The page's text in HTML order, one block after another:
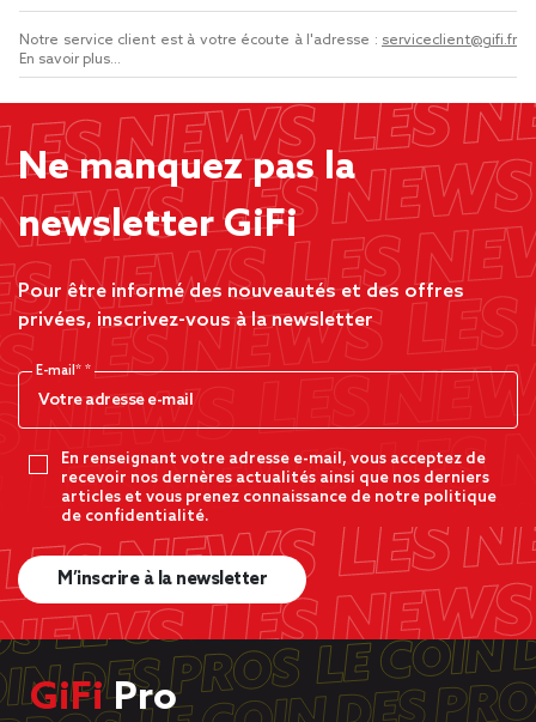
Notre service client est à votre écoute à l'adresse : serviceclient@gifi.fr
En savoir plus...
Ne manquez pas la
newsletter GiFi
Pour être informé des nouveautés et des offres
privées, inscrivez-vous à la newsletter
E-mail*
En renseignant votre adresse e-mail, vous acceptez de
recevoir nos dernères actualités ainsi que nos derniers
articles et vous prenez connaissance de notre politique
de confidentialité.
M’inscrire à la newsletter
GiFiPro